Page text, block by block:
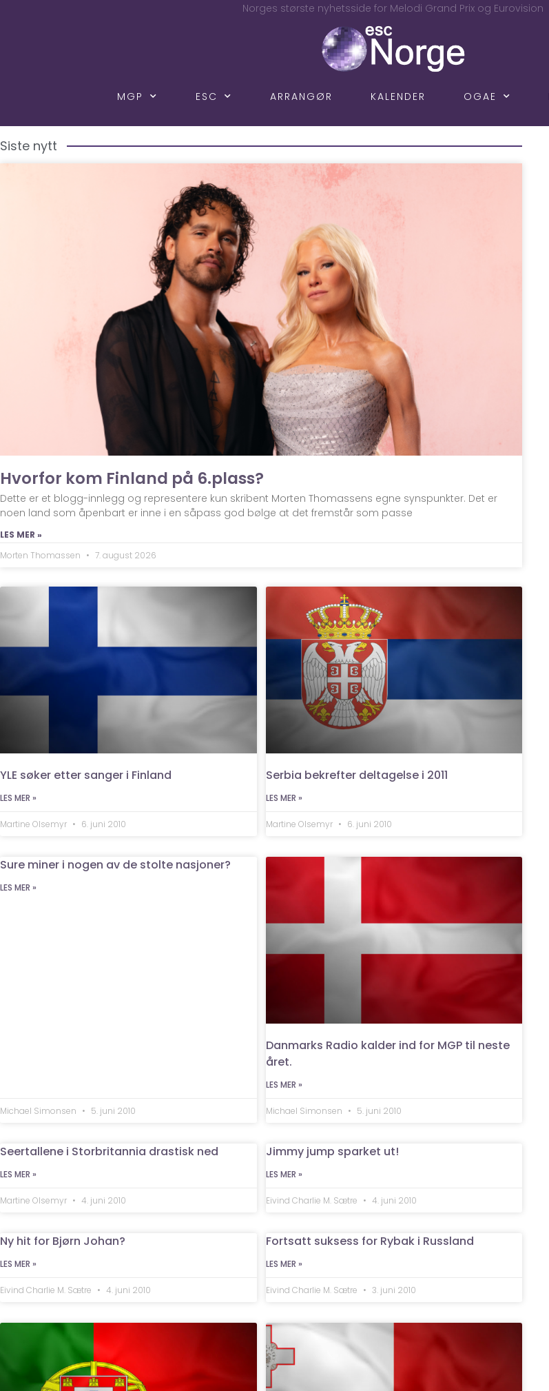
Norges største nyhetsside for Melodi Grand Prix og Eurovision
MGP ESC ARRANGØR KALENDER OGAE
Siste nytt
Hvorfor kom Finland på 6.plass?
Dette er et blogg-innlegg og representere kun skribent Morten Thomassens egne synspunkter. Det er
noen land som åpenbart er inne i en såpass god bølge at det fremstår som passe
LES MER »
Morten Thomassen
7. august 2026
YLE søker etter sanger i Finland
LES MER »
Martine Olsemyr 6. juni 2010
Serbia bekrefter deltagelse i 2011
LES MER »
Martine Olsemyr 6. juni 2010
Sure miner i nogen av de stolte nasjoner?
LES MER »
Michael Simonsen 5. juni 2010
Danmarks Radio kalder ind for MGP til neste
året.
LES MER »
Michael Simonsen 5. juni 2010
Seertallene i Storbritannia drastisk ned
LES MER »
Martine Olsemyr 4. juni 2010
Jimmy jump sparket ut!
LES MER »
Eivind Charlie M. Sætre 4. juni 2010
Ny hit for Bjørn Johan?
LES MER »
Eivind Charlie M. Sætre 4. juni 2010
Fortsatt suksess for Rybak i Russland
LES MER »
Eivind Charlie M. Sætre 3. juni 2010